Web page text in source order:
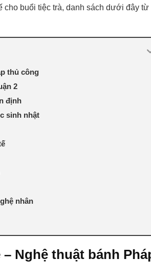
cho buổi tiệc trà, danh sách dưới đây từ
thủ công
2
định
sinh nhật
nhân
Nghệ thuật bánh